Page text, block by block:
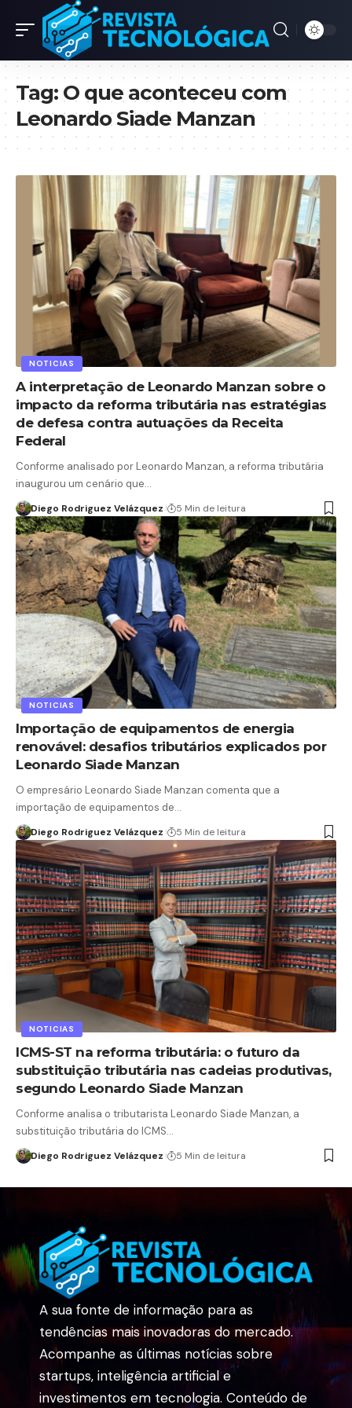
Tag: O que aconteceu com
Leonardo Siade Manzan
NOTICIAS
A interpretação de Leonardo Manzan sobre o
impacto da reforma tributária nas estratégias
de defesa contra autuações da Receita
Federal
Conforme analisado por Leonardo Manzan, a reforma tributária
inaugurou um cenário que…
Diego Rodriguez Velázquez 5 Min de leitura
NOTICIAS
Importação de equipamentos de energia
renovável: desafios tributários explicados por
Leonardo Siade Manzan
O empresário Leonardo Siade Manzan comenta que a
importação de equipamentos de…
Diego Rodriguez Velázquez 5 Min de leitura
NOTICIAS
ICMS-ST na reforma tributária: o futuro da
substituição tributária nas cadeias produtivas,
segundo Leonardo Siade Manzan
Conforme analisa o tributarista Leonardo Siade Manzan, a
substituição tributária do ICMS…
Diego Rodriguez Velázquez 5 Min de leitura
A sua fonte de informação para as
tendências mais inovadoras do mercado.
Acompanhe as últimas notícias sobre
startups, inteligência artificial e
investimentos em tecnologia. Conteúdo de